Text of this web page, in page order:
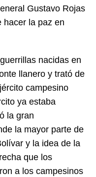
Gustavo Rojas
hacer la paz en
nacidas en
llanero y trató de
campesino
ya estaba
la gran
la mayor parte de
y la idea de la
que los
a los campesinos